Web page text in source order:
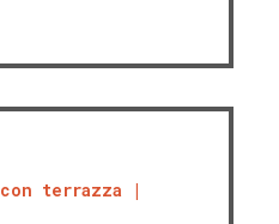
con terrazza